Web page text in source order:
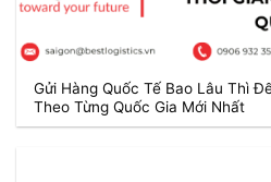
Gửi Hàng Quốc Tế Bao Lâu Thì
Theo Từng Quốc Gia Mới Nhất